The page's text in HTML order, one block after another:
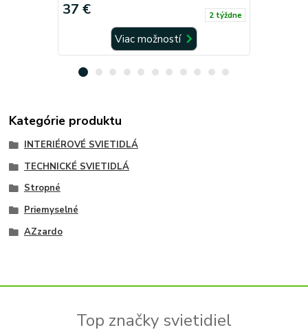
37 € 2 týždne
Viac možností
Kategórie produktu
INTERIÉROVÉ SVIETIDLÁ
TECHNICKÉ SVIETIDLÁ
Stropné
Priemyselné
AZzardo
Top značky svietidiel